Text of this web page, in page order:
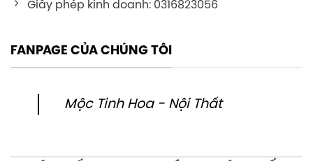
Giấy phép kinh doanh: 0316823056
FANPAGE CỦA CHÚNG TÔI
Mộc Tinh Hoa - Nội Thất